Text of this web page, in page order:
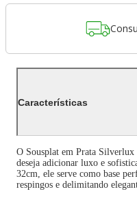
Características
O Sousplat em Prata Silverlux
deseja adicionar luxo e
32cm, ele serve como base
respingos e delimitando